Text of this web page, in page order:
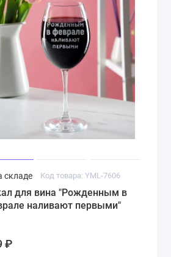
складе Код товара: YML-7606
для вина "Рожденным в
наливают первыми"
₽